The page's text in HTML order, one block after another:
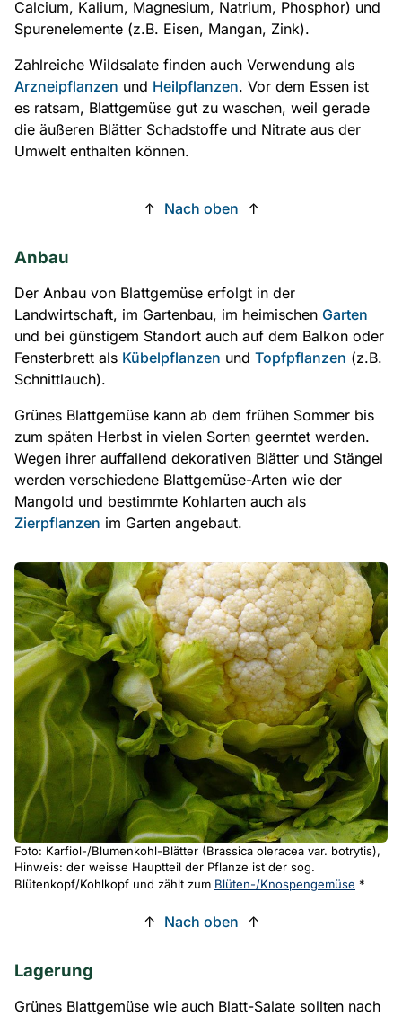
Calcium, Kalium, Magnesium, Natrium, Phosphor) und
Spurenelemente (z.B. Eisen, Mangan, Zink).
Zahlreiche Wildsalate finden auch Verwendung als
Arzneipflanzen und Heilpflanzen. Vor dem Essen ist
es ratsam, Blattgemüse gut zu waschen, weil gerade
die äußeren Blätter Schadstoffe und Nitrate aus der
Umwelt enthalten können.
↑ Nach oben ↑
Anbau
Der Anbau von Blattgemüse erfolgt in der
Landwirtschaft, im Gartenbau, im heimischen Garten
und bei günstigem Standort auch auf dem Balkon oder
Fensterbrett als Kübelpflanzen und Topfpflanzen (z.B.
Schnittlauch).
Grünes Blattgemüse kann ab dem frühen Sommer bis
zum späten Herbst in vielen Sorten geerntet werden.
Wegen ihrer auffallend dekorativen Blätter und Stängel
werden verschiedene Blattgemüse-Arten wie der
Mangold und bestimmte Kohlarten auch als
Zierpflanzen im Garten angebaut.
Foto: Karfiol-/Blumenkohl-Blätter (Brassica oleracea var. botrytis),
Hinweis: der weisse Hauptteil der Pflanze ist der sog.
Blütenkopf/Kohlkopf und zählt zum Blüten-/Knospengemüse *
↑ Nach oben ↑
Lagerung
Grünes Blattgemüse wie auch Blatt-Salate sollten nach